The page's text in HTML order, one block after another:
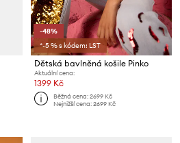
-48%
*-5 % s kódem: LST
Dětská bavlněná košile Pinko
Aktuální cena:
1399 Kč
Běžná cena:2699 Kč
Nejnižší cena:2699 Kč